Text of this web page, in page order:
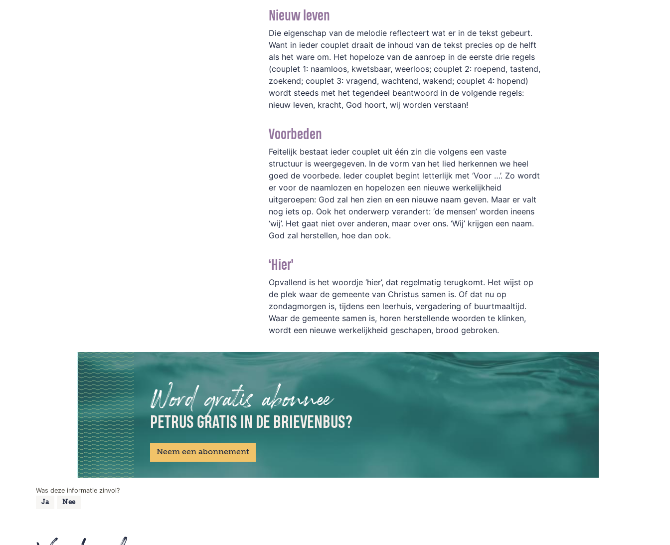
Nieuw leven
Die eigenschap van de melodie reflecteert wat er in de tekst gebeurt.
Want in ieder couplet draait de inhoud van de tekst precies op de helft
als het ware om. Het hopeloze van de aanroep in de eerste drie regels
(couplet 1: naamloos, kwetsbaar, weerloos; couplet 2: roepend, tastend,
zoekend; couplet 3: vragend, wachtend, wakend; couplet 4: hopend)
wordt steeds met het tegendeel beantwoord in de volgende regels:
nieuw leven, kracht, God hoort, wij worden verstaan!
Voorbeden
Feitelijk bestaat ieder couplet uit één zin die volgens een vaste
structuur is weergegeven. In de vorm van het lied herkennen we heel
goed de voorbede. Ieder couplet begint letterlijk met ‘Voor …’. Zo wordt
er voor de naamlozen en hopelozen een nieuwe werkelijkheid
uitgeroepen: God zal hen zien en een nieuwe naam geven. Maar er valt
nog iets op. Ook het onderwerp verandert: ‘de mensen’ worden ineens
‘wij’. Het gaat niet over anderen, maar over ons. ‘Wij’ krijgen een naam.
God zal herstellen, hoe dan ook.
‘Hier’
Opvallend is het woordje ‘hier’, dat regelmatig terugkomt. Het wijst op
de plek waar de gemeente van Christus samen is. Of dat nu op
zondagmorgen is, tijdens een leerhuis, vergadering of buurtmaaltijd.
Waar de gemeente samen is, horen herstellende woorden te klinken,
wordt een nieuwe werkelijkheid geschapen, brood gebroken.
Word gratis abonnee
PETRUS GRATIS IN DE BRIEVENBUS?
Neem een abonnement
Was deze informatie zinvol?
Ja Nee